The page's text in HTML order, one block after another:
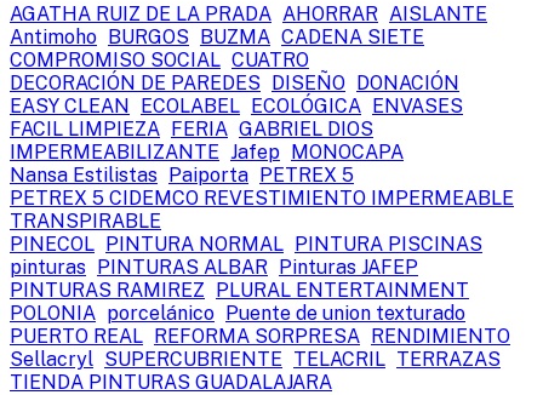
AGATHA RUIZ DE LA PRADA AHORRAR AISLANTE
Antimoho BURGOS BUZMA CADENA SIETE
COMPROMISO SOCIAL CUATRO
DECORACIÓN DE PAREDES DISEÑO DONACIÓN
EASY CLEAN ECOLABEL ECOLÓGICA ENVASES
FACIL LIMPIEZA FERIA GABRIEL DIOS
IMPERMEABILIZANTE Jafep MONOCAPA
Nansa Estilistas Paiporta PETREX 5
PETREX 5 CIDEMCO REVESTIMIENTO IMPERMEABLE
TRANSPIRABLE
PINECOL PINTURA NORMAL PINTURA PISCINAS
pinturas PINTURAS ALBAR Pinturas JAFEP
PINTURAS RAMIREZ PLURAL ENTERTAINMENT
POLONIA porcelánico Puente de union texturado
PUERTO REAL REFORMA SORPRESA RENDIMIENTO
Sellacryl SUPERCUBRIENTE TELACRIL TERRAZAS
TIENDA PINTURAS GUADALAJARA